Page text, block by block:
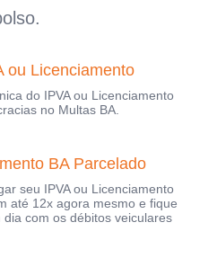
ou Licenciamento
do IPVA ou Licenciamento
no Multas BA.
BA Parcelado
seu IPVA ou Licenciamento
até 12x agora mesmo e fique
com os débitos veiculares